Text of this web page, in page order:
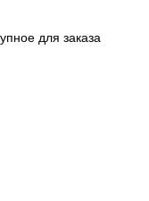
для заказа